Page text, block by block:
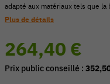
adapté aux matériaux tels que la
Plus de détails
264,40 €
Prix public conseillé :